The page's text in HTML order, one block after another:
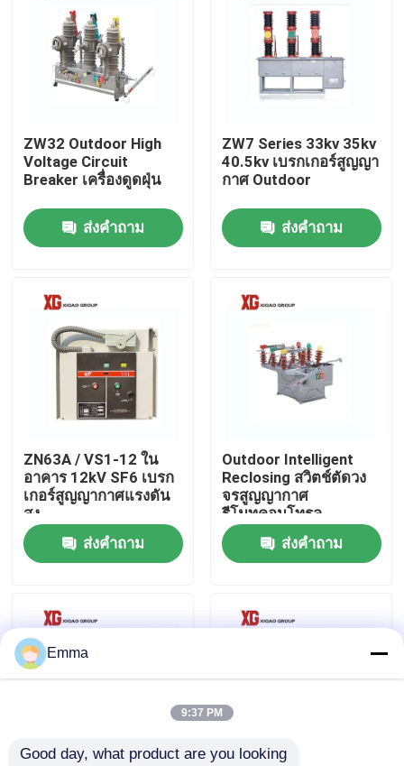
บ้าน
สินค้า
เกี่ยวกับเรา
ทัวร์โรงงาน
ควบคุมคุณภาพ
ติดต่อเรา
สวิตช์แบ่งโหลดอากาศ
สวิตช์จ่ายไฟ
ZW32 Outdoor High
Voltage Circuit
Breaker เครื่องดูดฝุ่น
ส่งคำถาม
ZW7 Series 33kv 35kv
40.5kv เบรกเกอร์สูญญา
กาศ Outdoor
ส่งคำถาม
ZN63A / VS1-12 ใน
อาคาร 12kV SF6 เบรก
เกอร์สูญญากาศแรงดัน
สูง
ส่งคำถาม
Outdoor Intelligent
Reclosing สวิตช์ตัดวง
จรสูญญากาศ
รีโมทคอนโทรล
ส่งคำถาม
Emma
9:37 PM
Good day, what product are you looking